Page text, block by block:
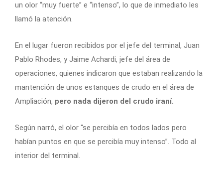
un olor “muy fuerte” e “intenso”, lo que de inmediato les
llamó la atención.
En el lugar fueron recibidos por el jefe del terminal, Juan
Pablo Rhodes, y Jaime Achardi, jefe del área de
operaciones, quienes indicaron que estaban realizando la
mantención de unos estanques de crudo en el área de
Ampliación, pero nada dijeron del crudo iraní.
Según narró, el olor “se percibía en todos lados pero
habían puntos en que se percibía muy intenso”. Todo al
interior del terminal.